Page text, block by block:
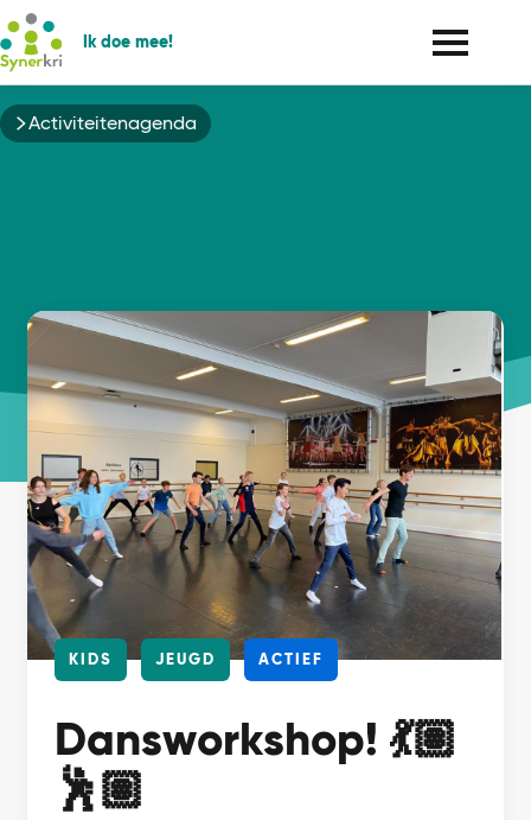
Ik doe mee!
Kruimelpad
Activiteitenagenda
KIDS JEUGD ACTIEF
Dansworkshop! 💃🏽
🕺🏽